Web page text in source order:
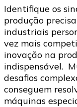
Identifique os
produção
industriais
vez mais
inovação na
indispensável.
desafios
conseguem
máquinas